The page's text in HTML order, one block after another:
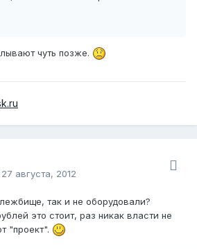
чуть позже.
27 августа, 2012
так и не оборудовали?
это стоит, раз никак власти не
"проект".